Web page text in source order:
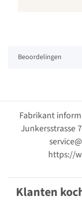
Beoordelingen
Fabrikant
Junkersstrasse
https://
Klanten